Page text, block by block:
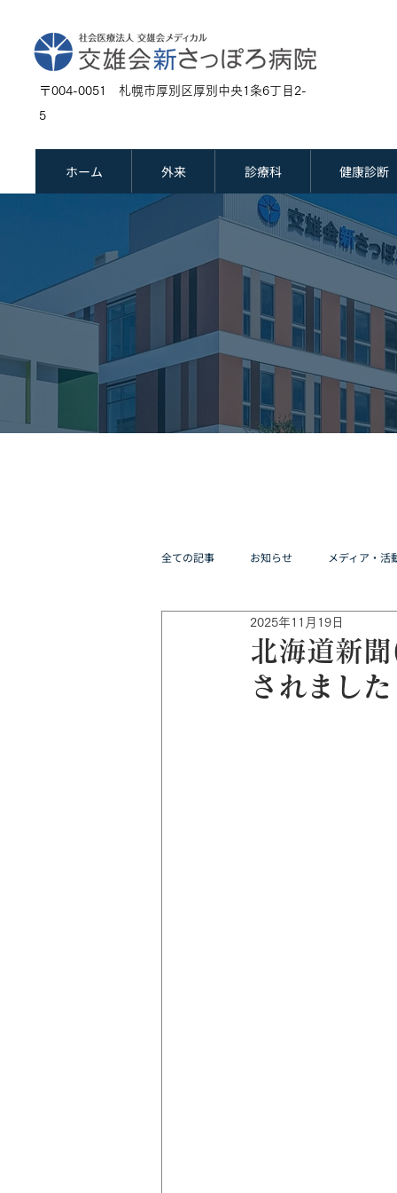
〒004-0051 札幌市厚別区厚別中央1条6丁目2-
5
ホーム 外来 診療科 健康診断
全ての記事 お知らせ メディア・活
北海道新
されまし
2025年11月19日